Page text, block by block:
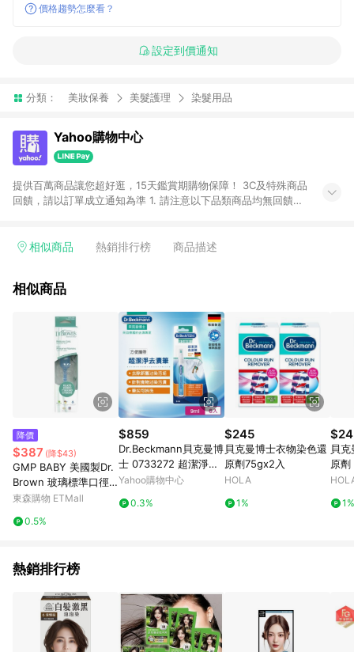
價格趨勢怎麼看？
設定到價通知
分類： 美妝保養 美髮護理 染髮用品
Yahoo購物中心
提供百萬商品讓您超好逛，15天鑑賞期購物保障！ 3C及特殊商品
回饋，請以訂單成立通知為準 1. 請注意以下品類商品均無回饋：
電玩/遊戲/相機/單眼/鏡頭/拍立得 [2024/6/1起適用] -內接硬
的購回饋活動享Yahoo超贈點回饋者 - 購物中心商店之商品：商
3. 訂單回饋金額將扣除運費/購物金/超贈點/福利金/紅利折抵/折
價券等虛擬貨幣折抵 4. 大宗採購或批發轉賣不具回饋資格： 如
有相關事證認定您為大宗採購、批發轉賣而非最終消費使用者，
相關認定以Yahoo購物中心之認定為準
相似商品 熱銷排行榜 商品描述
相似商品
降價
$387 (降$43)
GMP BABY 美國製Dr.
Brown 玻璃標準口徑
防脹氣順流大奶瓶250
東森購物 ETMall
0.5%
$859
Dr.Beckmann貝克曼博
士 0733272 超潔淨去
漬筆(六入組)
Yahoo購物中心
0.3%
$245
貝克曼博士衣物染色還
原劑75gx2入
HOLA
1%
貝
原劑
1%
熱銷排行榜